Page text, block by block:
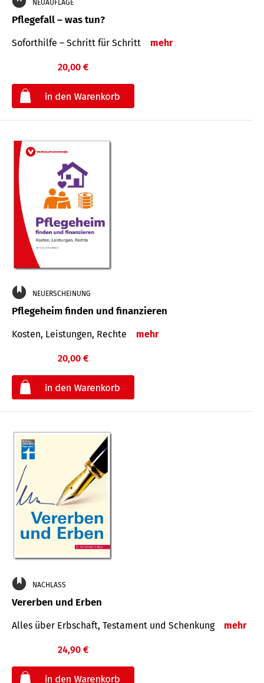
NEUAUFLAGE
Pflegefall – was tun?
Soforthilfe – Schritt für Schritt mehr
20,00 €
NEUERSCHEINUNG
Pflegeheim finden und finanzieren
Kosten, Leistungen, Rechte mehr
20,00 €
NACHLASS
Vererben und Erben
Alles über Erbschaft, Testament und Schenkung mehr
24,90 €